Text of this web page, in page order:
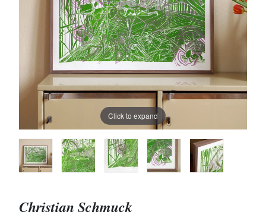
Click to expand
Christian Schmuck